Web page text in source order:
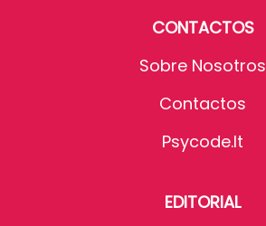
CONTACTOS
Sobre Nosotros
Contactos
Psycode.it
EDITORIAL